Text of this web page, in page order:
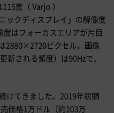
度（ Varjo ）
ックディスプレイ」の解像度
はフォーカスエリアが片目
2880×2720ピクセル。画像
新される頻度）は90Hzで、
けてきました。2019年初頭
価格1万ドル（約103万